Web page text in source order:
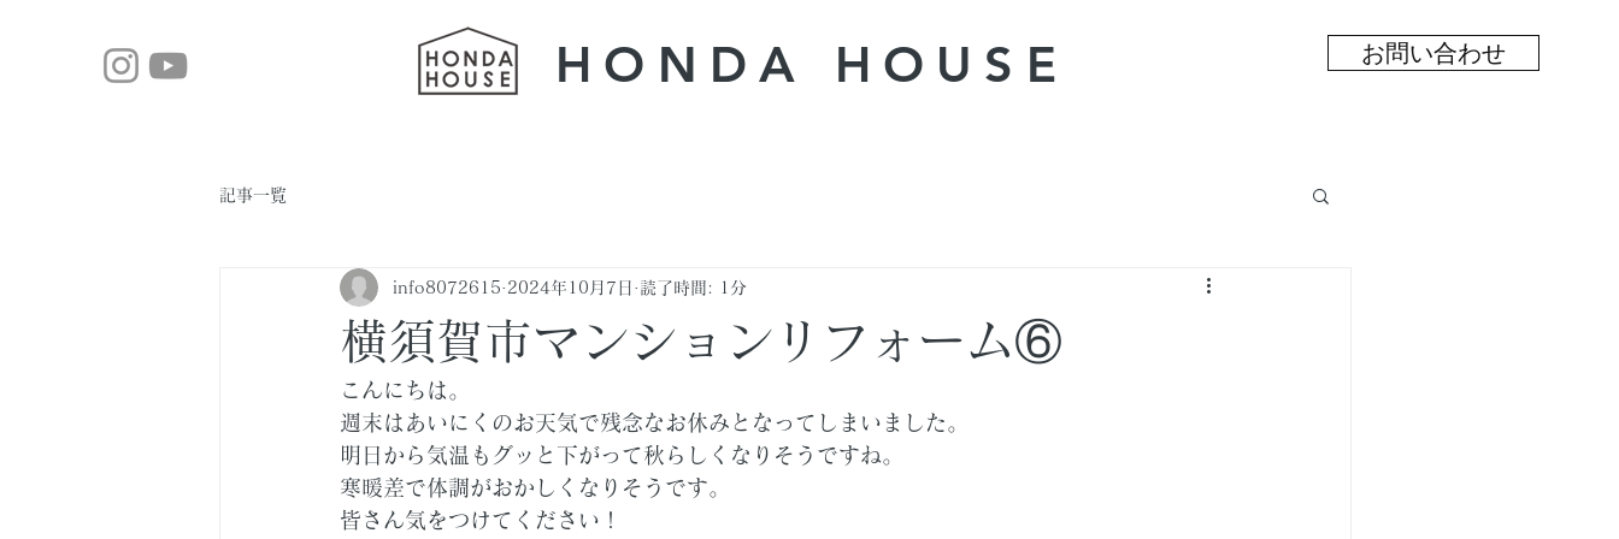
HONDA ​HOUSE お問い合わせ
記事一覧
横須賀市マンションリフォーム⑥
info8072615 2024年10月7日 読了時間: 1分
こんにちは。
週末はあいにくのお天気で残念なお休みとなってしまいました。
明日から気温もグッと下がって秋らしくなりそうですね。
寒暖差で体調がおかしくなりそうです。
皆さん気をつけてください！